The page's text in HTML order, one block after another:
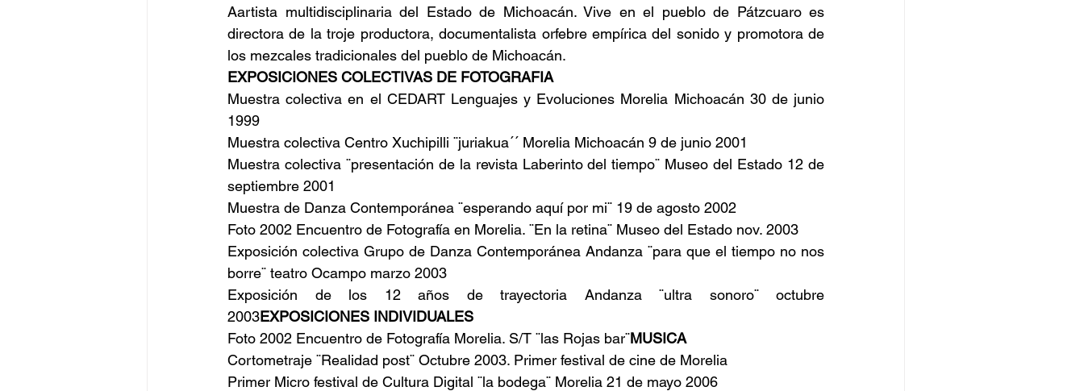
Aartista multidisciplinaria del Estado de Michoacán. Vive en el pueblo de Pátzcuaro es
directora de la troje productora, documentalista orfebre empírica del sonido y promotora de
los mezcales tradicionales del pueblo de Michoacán.
EXPOSICIONES COLECTIVAS DE FOTOGRAFIA
Muestra colectiva en el CEDART Lenguajes y Evoluciones Morelia Michoacán 30 de junio
1999
Muestra colectiva Centro Xuchipilli ¨juriakua´´ Morelia Michoacán 9 de junio 2001
Muestra colectiva ¨presentación de la revista Laberinto del tiempo¨ Museo del Estado 12 de
septiembre 2001
Muestra de Danza Contemporánea ¨esperando aquí por mi¨ 19 de agosto 2002
Foto 2002 Encuentro de Fotografía en Morelia. ¨En la retina¨ Museo del Estado nov. 2003
Exposición colectiva Grupo de Danza Contemporánea Andanza ¨para que el tiempo no nos
borre¨ teatro Ocampo marzo 2003
Exposición de los 12 años de trayectoria Andanza ¨ultra sonoro¨ octubre
2003EXPOSICIONES INDIVIDUALES
Foto 2002 Encuentro de Fotografía Morelia. S/T ¨las Rojas bar¨MUSICA
Cortometraje ¨Realidad post¨ Octubre 2003. Primer festival de cine de Morelia
Primer Micro festival de Cultura Digital ¨la bodega¨ Morelia 21 de mayo 2006